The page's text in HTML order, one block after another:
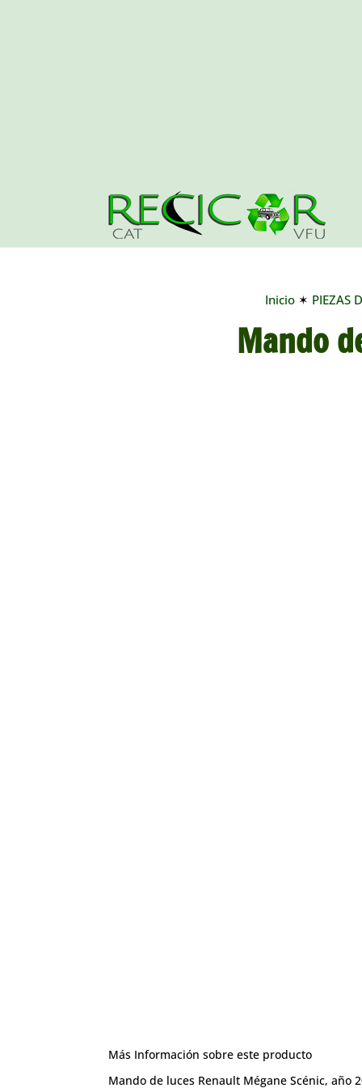
Inicio ✶ PIEZAS
Mando
Más Información sobre este producto
Mando de luces Renault Mégane Scénic, año